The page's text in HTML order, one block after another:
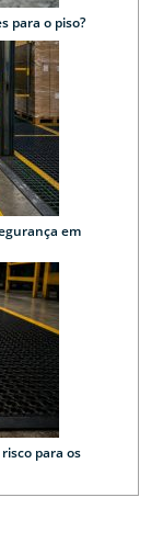
para o piso?
em
para os